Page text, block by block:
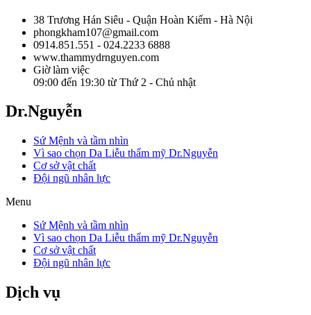
38 Trương Hán Siêu - Quận Hoàn Kiếm - Hà Nội
phongkham107@gmail.com
0914.851.551 - 024.2233 6888
www.thammydrnguyen.com
Giờ làm việc
09:00 đến 19:30 từ Thứ 2 - Chủ nhật
Dr.Nguyễn
Sứ Mệnh và tầm nhìn
Vì sao chọn Da Liễu thẩm mỹ Dr.Nguyễn
Cơ sở vật chất
Đội ngũ nhân lực
Menu
Sứ Mệnh và tầm nhìn
Vì sao chọn Da Liễu thẩm mỹ Dr.Nguyễn
Cơ sở vật chất
Đội ngũ nhân lực
Dịch vụ